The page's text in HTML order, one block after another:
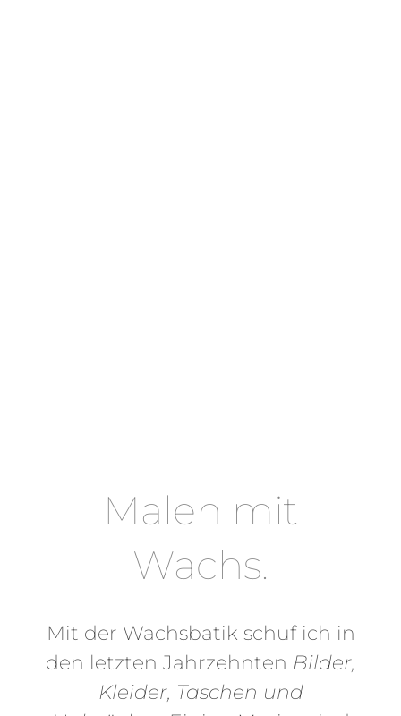
Malen mit
Wachs.
Mit der Wachsbatik schuf ich in
den letzten Jahrzehnten Bilder,
Kleider, Taschen und